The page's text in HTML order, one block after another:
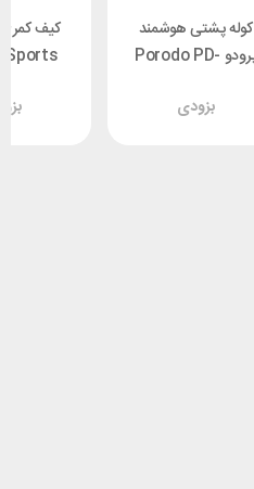
کوله پشتی هوشمند
پرودو Porodo PD-
بزودی
کیف
Sports